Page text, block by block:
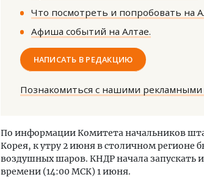
Что посмотреть и попробовать на
Афиша событий на Алтае.
НАПИСАТЬ В РЕДАКЦИЮ
Познакомиться с нашими рекламными
По информации Комитета начальников
Корея, к утру 2 июня в столичном регионе
воздушных шаров. КНДР начала запускать
времени (14:00 МСК) 1 июня.
Архитектурный код начинается с
земли. Мощение крупноформатными
плитами становится новым
стандартом благоустройства